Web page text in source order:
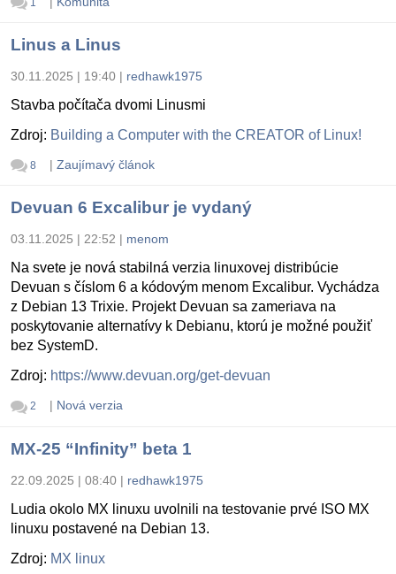
1
Linus a Linus
30.11.2025 | 19:40 | redhawk1975
Stavba počítača dvomi Linusmi
Zdroj: Building a Computer with the CREATOR of Linux!
8 | Zaujímavý článok
Devuan 6 Excalibur je vydaný
03.11.2025 | 22:52 | menom
Na svete je nová stabilná verzia linuxovej distribúcie
Devuan s číslom 6 a kódovým menom Excalibur. Vychádza
z Debian 13 Trixie. Projekt Devuan sa zameriava na
poskytovanie alternatívy k Debianu, ktorú je možné použiť
bez SystemD.
Zdroj: https://www.devuan.org/get-devuan
2 | Nová verzia
MX-25 “Infinity” beta 1
22.09.2025 | 08:40 | redhawk1975
Ludia okolo MX linuxu uvolnili na testovanie prvé ISO MX
linuxu postavené na Debian 13.
Zdroj: MX linux